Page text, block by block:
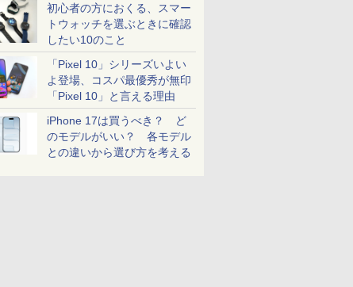
初心者の方におくる、スマー
トウォッチを選ぶときに確認
したい10のこと
「Pixel 10」シリーズいよい
よ登場、コスパ最優秀が無印
「Pixel 10」と言える理由
iPhone 17は買うべき？ ど
のモデルがいい？ 各モデル
との違いから選び方を考える